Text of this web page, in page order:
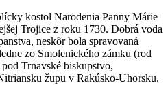
kostol Narodenia Panny Márie
Trojice z roku 1730. Dobrá voda
neskôr bola spravovaná
zo Smolenického zámku (rod
Trnavské biskupstvo,
župu v Rakúsko-Uhorsku.